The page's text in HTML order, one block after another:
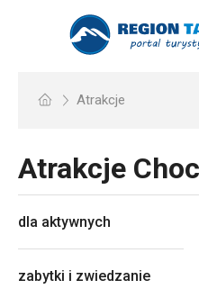
Atrakcje
Atrakcje
dla aktywnych
zabytki i zwiedzanie